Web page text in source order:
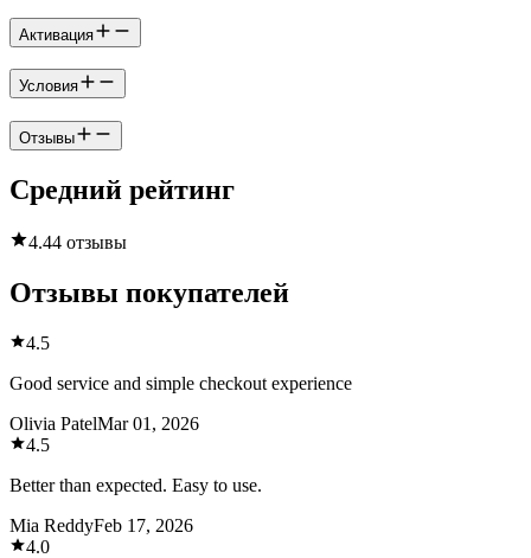
Активация
Условия
Отзывы
Средний рейтинг
4.44 отзывы
Отзывы покупателей
4.5
Good service and simple checkout experience
Olivia PatelMar 01, 2026
4.5
Better than expected. Easy to use.
Mia ReddyFeb 17, 2026
4.0